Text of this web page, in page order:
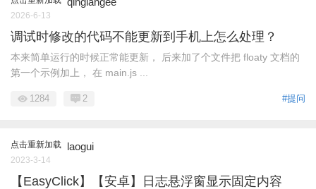
2026-6-13
调试时修改的代码不能更新到手机上怎么处理？
本来简单运行的时候正常能更新， 后来加了个文件把 floaty 文档的
第一个示例加上， 在 main.js ...
#提问
1284 2
点击重新加载 laogui
2023-3-14
【EasyClick】【安卓】日志悬浮窗显示固定内容